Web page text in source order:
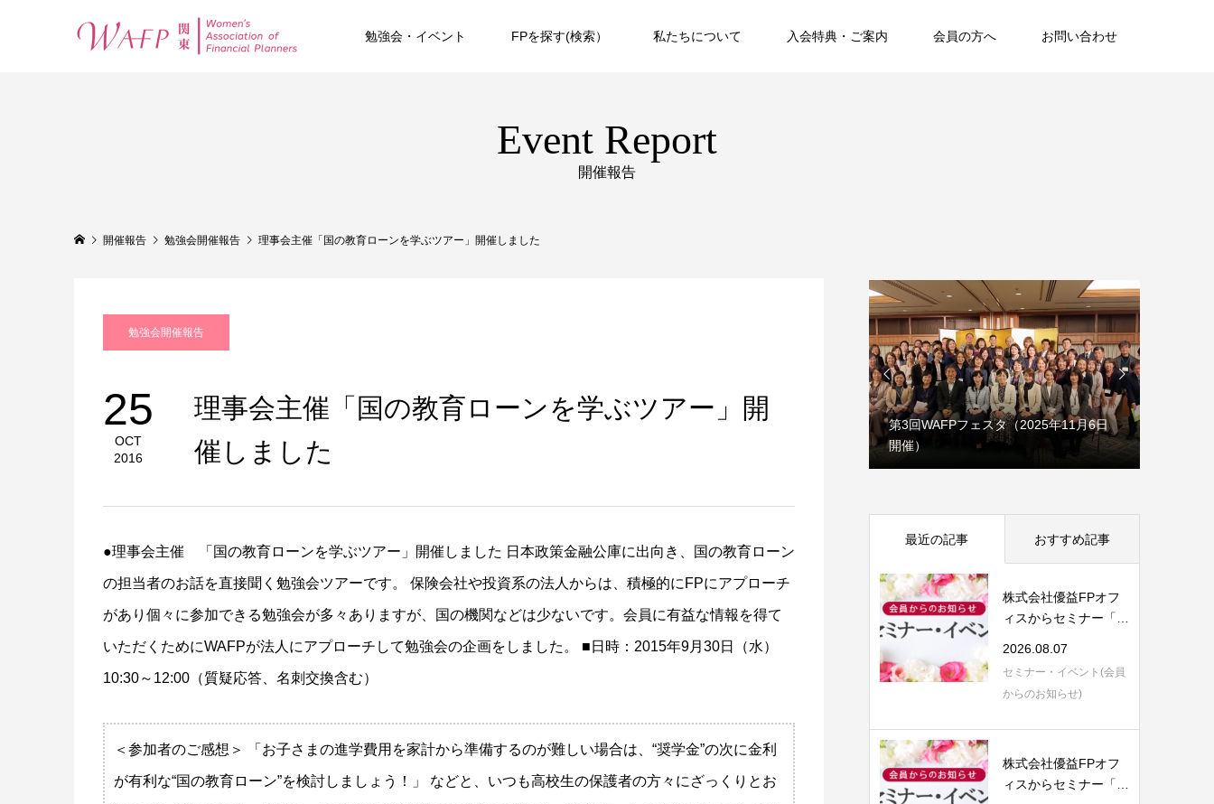
勉強会・イベント FPを探す(検索） 私たちについて 入会特典・ご案内 会員の方へ お問い合わせ
Event Report
開催報告
開催報告 勉強会開催報告 理事会主催「国の教育ローンを学ぶツアー」開催しました
勉強会開催報告
25
OCT
2016
理事会主催「国の教育ローンを学ぶツアー」開
催しました
●理事会主催 「国の教育ローンを学ぶツアー」開催しました 日本政策金融公庫に出向き、国の教育ローン
の担当者のお話を直接聞く勉強会ツアーです。 保険会社や投資系の法人からは、積極的にFPにアプローチ
があり個々に参加できる勉強会が多々ありますが、国の機関などは少ないです。会員に有益な情報を得て
いただくためにWAFPが法人にアプローチして勉強会の企画をしました。 ■日時：2015年9月30日（水）
10:30～12:00（質疑応答、名刺交換含む）
＜参加者のご感想＞ 「お子さまの進学費用を家計から準備するのが難しい場合は、“奨学金”の次に金利
が有利な“国の教育ローン”を検討しましょう！」 などと、いつも高校生の保護者の方々にざっくりとお

第２回WAFPフェスタ（2024年11月7日
第3回WAFPフェスタ（2025年11月6日
開催）

最近の記事 おすすめ記事
株式会社優益FPオフ
ィスからセミナー「F
2026.08.07
セミナー・イベント(会員
からのお知らせ)
株式会社優益FPオフ
ィスからセミナー「生